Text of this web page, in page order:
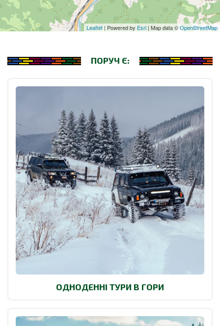
Leaflet | Powered by Esri | Map data ©OpenStreetMap
ПОРУЧ Є:
ОДНОДЕННІ ТУРИ В ГОРИ